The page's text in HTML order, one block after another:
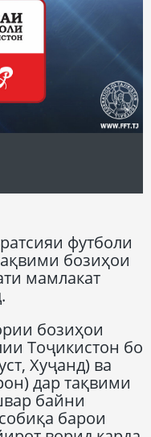
футболи
бозиҳои
мамлакат
бозиҳои
Тоҷикистон бо
Хуҷанд) ва
дар тақвими
байни
барои